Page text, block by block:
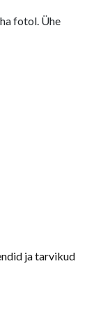
fotol. Ühe
ja tarvikud